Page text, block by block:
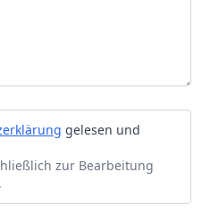
gelesen und
zur Bearbeitung